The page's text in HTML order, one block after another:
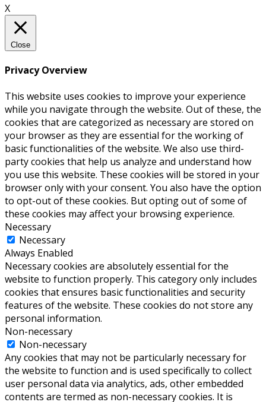
X
Close
Privacy Overview
This website uses cookies to improve your experience
while you navigate through the website. Out of these, the
cookies that are categorized as necessary are stored on
your browser as they are essential for the working of
basic functionalities of the website. We also use third-
party cookies that help us analyze and understand how
you use this website. These cookies will be stored in your
browser only with your consent. You also have the option
to opt-out of these cookies. But opting out of some of
these cookies may affect your browsing experience.
Necessary
Necessary
Always Enabled
Necessary cookies are absolutely essential for the
website to function properly. This category only includes
cookies that ensures basic functionalities and security
features of the website. These cookies do not store any
personal information.
Non-necessary
Non-necessary
Any cookies that may not be particularly necessary for
the website to function and is used specifically to collect
user personal data via analytics, ads, other embedded
contents are termed as non-necessary cookies. It is